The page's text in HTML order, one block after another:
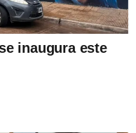
inaugura este